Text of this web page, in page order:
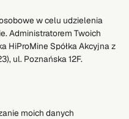
w celu udzielenia
Administratorem Twoich
HiProMine Spółka Akcyjna z
ul. Poznańska 12F.
moich danych